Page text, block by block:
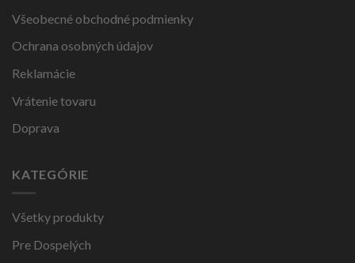
Všeobecné obchodné podmienky
Ochrana osobných údajov
Reklamácie
Vrátenie tovaru
Doprava
KATEGÓRIE
Všetky produkty
Pre Dospelých